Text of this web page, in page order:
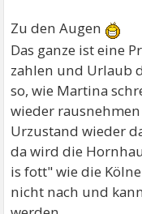
Zu den Augen
Das ganze ist eine
zahlen und Urlaub
so, wie Martina
wieder
Urzustand wieder
da wird die
is fott" wie die
nicht nach und